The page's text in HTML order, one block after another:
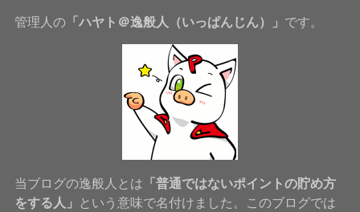
管理人の「ハヤト＠逸般人（いっぱんじん）」 です。
当ブログの逸般人とは 「普通ではないポイントの貯め方
をする人」
という意味で名付けました。このブログでは